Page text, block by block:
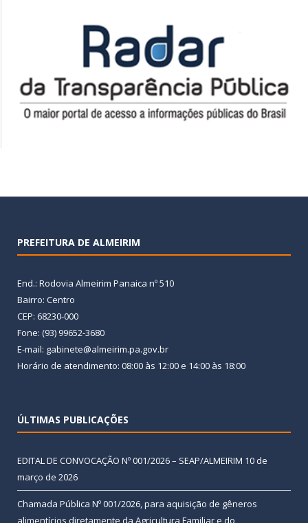
PREFEITURA DE ALMEIRIM
End.: Rodovia Almeirim Panaica nº 510
Bairro: Centro
CEP: 68230-000
Fone: (93) 99652-3680
E-mail: gabinete@almeirim.pa.gov.br
Horário de atendimento: 08:00 às 12:00 e 14:00 às 18:00
ÚLTIMAS PUBLICAÇÕES
EDITAL DE CONVOCAÇÃO Nº 001/2026 – SEAP/ALMEIRIM 10 de
março de 2026
Chamada Pública Nº 001/2026, para aquisição de gêneros
alimentícios diretamente da Agricultura Familiar e do